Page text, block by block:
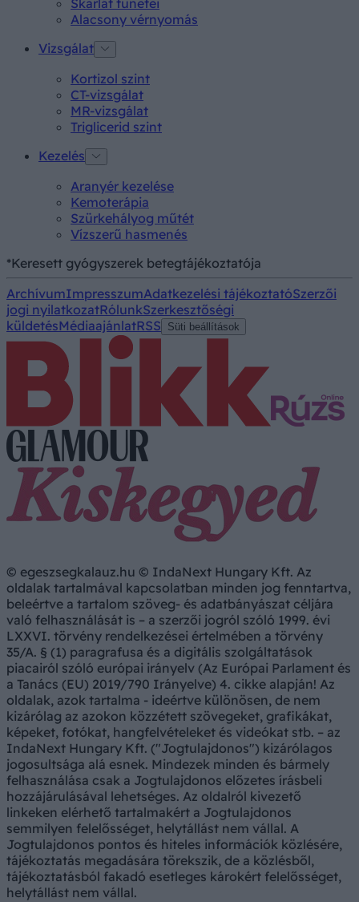
Skarlát tünetei
Alacsony vérnyomás
Vizsgálat
Kortizol szint
CT-vizsgálat
MR-vizsgálat
Triglicerid szint
Kezelés
Aranyér kezelése
Kemoterápia
Szürkehályog műtét
Vízszerű hasmenés
*Keresett gyógyszerek betegtájékoztatója
ArchívumImpresszumAdatkezelési tájékoztatóSzerzői
jogi nyilatkozatRólunkSzerkesztőségi
küldetésMédiaajánlatRSS Süti beállítások
© egeszsegkalauz.hu © IndaNext Hungary Kft. Az
oldalak tartalmával kapcsolatban minden jog fenntartva,
beleértve a tartalom szöveg- és adatbányászat céljára
való felhasználását is – a szerzői jogról szóló 1999. évi
LXXVI. törvény rendelkezései értelmében a törvény
35/A. § (1) paragrafusa és a digitális szolgáltatások
piacairól szóló európai irányelv (Az Európai Parlament és
a Tanács (EU) 2019/790 Irányelve) 4. cikke alapján! Az
oldalak, azok tartalma - ideértve különösen, de nem
kizárólag az azokon közzétett szövegeket, grafikákat,
képeket, fotókat, hangfelvételeket és videókat stb. – az
IndaNext Hungary Kft. ("Jogtulajdonos") kizárólagos
jogosultsága alá esnek. Mindezek minden és bármely
felhasználása csak a Jogtulajdonos előzetes írásbeli
hozzájárulásával lehetséges. Az oldalról kivezető
linkeken elérhető tartalmakért a Jogtulajdonos
semmilyen felelősséget, helytállást nem vállal. A
Jogtulajdonos pontos és hiteles információk közlésére,
tájékoztatás megadására törekszik, de a közlésből,
tájékoztatásból fakadó esetleges károkért felelősséget,
helytállást nem vállal.